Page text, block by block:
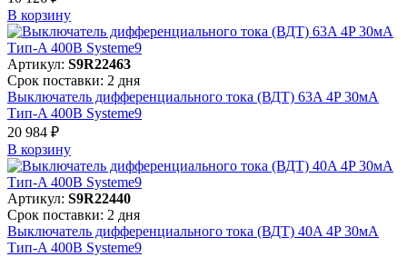
В корзинy
Артикул: S9R22463
Срок поставки: 2 дня
Выключатель дифференциального тока (ВДТ) 63A 4P 30мА
Тип-A 400В Systeme9
20 984 ₽
В корзинy
Артикул: S9R22440
Срок поставки: 2 дня
Выключатель дифференциального тока (ВДТ) 40A 4P 30мА
Тип-A 400В Systeme9